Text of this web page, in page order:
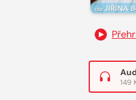
149